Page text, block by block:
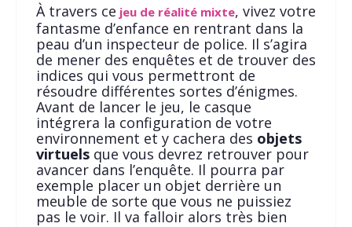
À travers ce jeu de réalité mixte, vivez votre
fantasme d’enfance en rentrant dans la
peau d’un inspecteur de police. Il s’agira
de mener des enquêtes et de trouver des
indices qui vous permettront de
résoudre différentes sortes d’énigmes.
Avant de lancer le jeu, le casque
intégrera la configuration de votre
environnement et y cachera des objets
virtuelsque vous devrez retrouver pour
avancer dans l’enquête. Il pourra par
exemple placer un objet derrière un
meuble de sorte que vous ne puissiez
pas le voir. Il va falloir alors très bien